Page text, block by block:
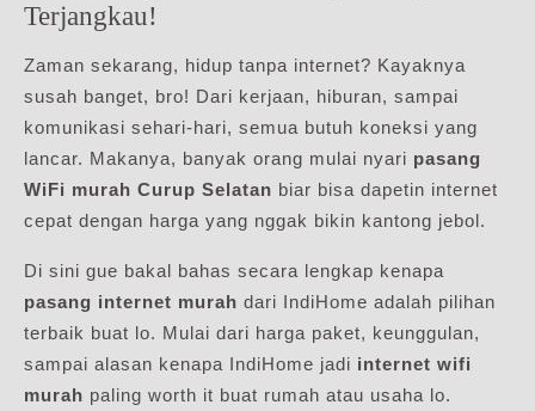
Terjangkau!
Zaman sekarang, hidup tanpa internet? Kayaknya
susah banget, bro! Dari kerjaan, hiburan, sampai
komunikasi sehari-hari, semua butuh koneksi yang
lancar. Makanya, banyak orang mulai nyari pasang
WiFi murah Curup Selatan biar bisa dapetin internet
cepat dengan harga yang nggak bikin kantong jebol.
Di sini gue bakal bahas secara lengkap kenapa
pasang internet murah dari IndiHome adalah pilihan
terbaik buat lo. Mulai dari harga paket, keunggulan,
sampai alasan kenapa IndiHome jadi internet wifi
murah paling worth it buat rumah atau usaha lo.